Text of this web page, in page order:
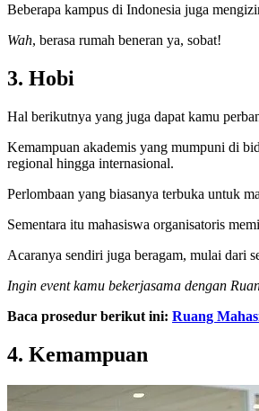
Beberapa kampus di Indonesia juga
Wah, berasa rumah beneran ya, sobat!
3. Hobi
Hal berikutnya yang juga dapat kamu
Kemampuan akademis yang mumpuni di
regional hingga internasional.
Perlombaan yang biasanya terbuka untuk
Sementara itu mahasiswa organisatoris
Acaranya sendiri juga beragam, mulai dari
Ingin event kamu bekerjasama dengan
Baca prosedur berikut ini: Ruang
4. Kemampuan